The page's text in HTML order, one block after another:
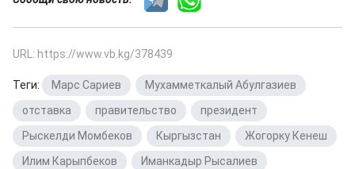
URL: https://www.vb.kg/378439
Теги: Марс Сариев Мухамметкалый Абулгазиев
отставка
правительство президент
Рыскелди Момбеков
Кыргызстан Жогорку Кенеш
Илим Карыпбеков
Иманкадыр Рысалиев